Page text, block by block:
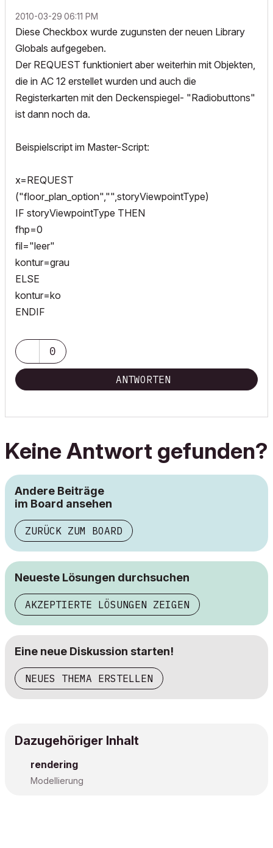
‎2010-03-29 06:11 PM
Diese Checkbox wurde zugunsten der neuen Library
Globals aufgegeben.
Der REQUEST funktioniert aber weiterhin mit Objekten,
die in AC 12 erstellet wurden und auch die
Registerkarten mit den Deckenspiegel- "Radiobuttons"
ist dann noch da.
Beispielscript im Master-Script:
x=REQUEST
("floor_plan_option","",storyViewpointType)
IF storyViewpointType THEN
fhp=0
fil="leer"
kontur=grau
ELSE
kontur=ko
ENDIF
0
ANTWORTEN
Keine Antwort gefunden?
Andere Beiträge
im Board ansehen
ZURÜCK ZUM BOARD
Neueste Lösungen durchsuchen
AKZEPTIERTE LÖSUNGEN ZEIGEN
Eine neue Diskussion starten!
NEUES THEMA ERSTELLEN
Dazugehöriger Inhalt
rendering
Modellierung